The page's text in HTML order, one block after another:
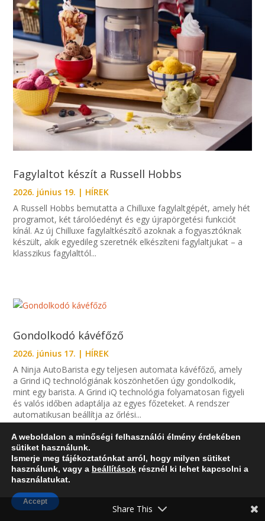
Fagylaltot készít a Russell Hobbs
2026. június 19. | HÍREK
A Russell Hobbs bemutatta a Chilluxe fagylaltgépét, amely hét
programot, két tárolóedényt és egy újrapörgetési funkciót
kínál. Az új Chilluxe fagylaltkészítő azoknak a fogyasztóknak
készült, akik egyedileg szeretnék elkészíteni fagylaltjukat – a
klasszikus fagylalttól...
Gondolkodó kávéfőző
2026. június 17. | HÍREK
A Ninja AutoBarista egy teljesen automata kávéfőző, amely
a Grind iQ technológiának köszönhetően úgy gondolkodik,
mint egy barista. A Grind iQ technológia folyamatosan figyeli
és valós időben adaptálja az egyes főzeteket. A rendszer
automatikusan beállítja az őrlési...
A weboldalon a minőségi felhasználói élmény érdekében
sütiket használunk.
Ismerje meg tájékoztatónkat arról, hogy milyen sütiket
használunk, vagy a beállítások résznél ki lehet kapcsolni a
használatukat.
Accept
Share This